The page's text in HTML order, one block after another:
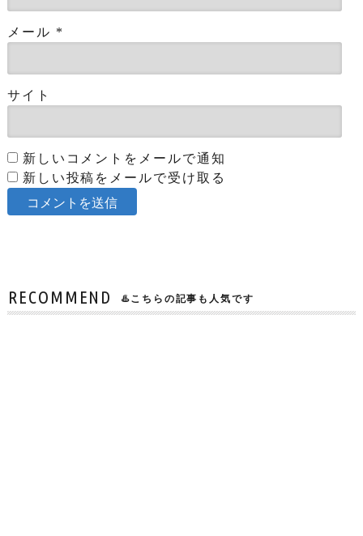
メール *
サイト
新しいコメントをメールで通知
新しい投稿をメールで受け取る
RECOMMEND ♨️こちらの記事も人気です